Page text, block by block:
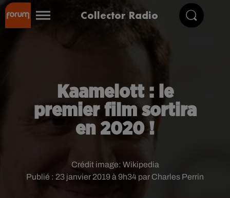
Collector Radio
Kaamelott : le
premier film sortira
en 2020 !
Publié : 23 janvier 2019 à 9h34 par Charles Perrin
Crédit image: Wikipedia